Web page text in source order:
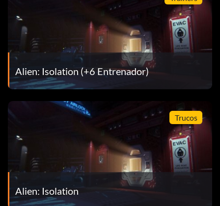
Alien: Isolation (+6 Entrenador)
Trucos
Alien: Isolation